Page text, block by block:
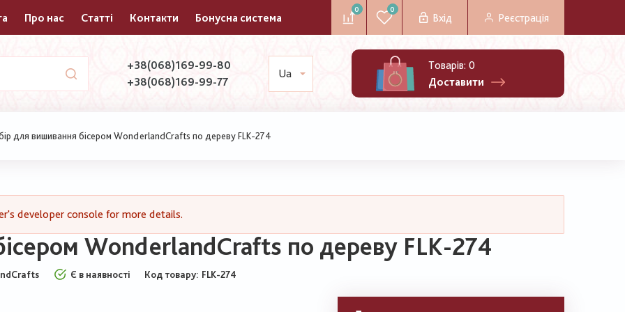
Про нас Статті Контакти Бонусна система
0 0
Вхід Реєстрація
+38(068)169-99-80
+38(068)169-99-77
Ua
Товарів: 0
Доставити
для вишивання бісером WonderlandCrafts по дереву FLK-274
developer console for more details.
WonderlandCrafts по дереву FLK-274
Є в наявності Код товару FLK-274